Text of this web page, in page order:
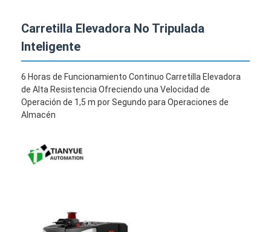
Carretilla Elevadora No Tripulada
Inteligente
6 Horas de Funcionamiento Continuo Carretilla Elevadora
de Alta Resistencia Ofreciendo una Velocidad de
Operación de 1,5 m por Segundo para Operaciones de
Almacén